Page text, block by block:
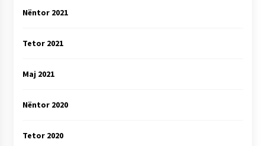
Nëntor 2021
Tetor 2021
Maj 2021
Nëntor 2020
Tetor 2020